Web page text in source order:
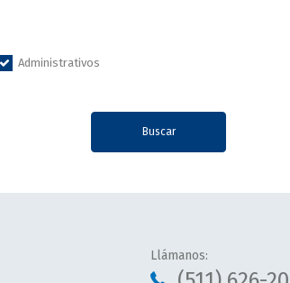
Administrativos
Buscar
Llámanos: